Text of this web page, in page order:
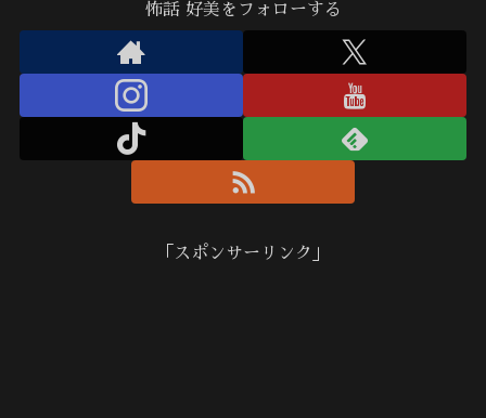
怖話 好美をフォローする
「スポンサーリンク」